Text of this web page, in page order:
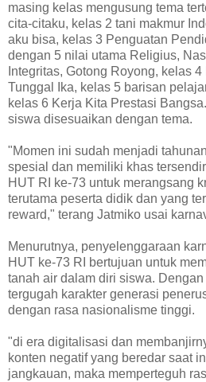
masing kelas mengusung tema
cita-citaku, kelas 2 tani makmur
aku bisa, kelas 3 Penguatan
dengan 5 nilai utama Religius,
Integritas, Gotong Royong, kelas
Tunggal Ika, kelas 5 barisan
kelas 6 Kerja Kita Prestasi
siswa disesuaikan dengan tema.
"Momen ini sudah menjadi
spesial dan memiliki khas
HUT RI ke-73 untuk merangsang
terutama peserta didik dan yang
reward," terang Jatmiko usai
Menurutnya, penyelenggaraan
HUT ke-73 RI bertujuan untuk
tanah air dalam diri siswa.
tergugah karakter generasi
dengan rasa nasionalisme tinggi.
"di era digitalisasi dan
konten negatif yang beredar saat
jangkauan, maka memperteguh